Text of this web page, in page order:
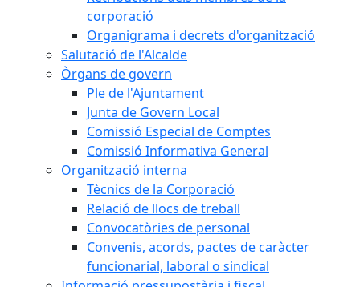
corporació
Organigrama i decrets d'organització
Salutació de l'Alcalde
Òrgans de govern
Ple de l'Ajuntament
Junta de Govern Local
Comissió Especial de Comptes
Comissió Informativa General
Organització interna
Tècnics de la Corporació
Relació de llocs de treball
Convocatòries de personal
Convenis, acords, pactes de caràcter
funcionarial, laboral o sindical